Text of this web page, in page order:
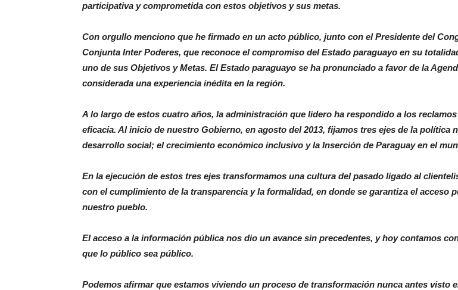
participativa y comprometida con estos objetivos y sus metas.
Con orgullo menciono que he firmado en un acto público, junto con el Presidente del
Conjunta Inter Poderes, que reconoce el compromiso del Estado paraguayo en su
uno de sus Objetivos y Metas. El Estado paraguayo se ha pronunciado a favor de la
considerada una experiencia inédita en la región.
A lo largo de estos cuatro años, la administración que lidero ha respondido a los
eficacia. Al inicio de nuestro Gobierno, en agosto del 2013, fijamos tres ejes de la
desarrollo social; el crecimiento económico inclusivo y la Inserción de Paraguay en el
En la ejecución de estos tres ejes transformamos una cultura del pasado ligado al
con el cumplimiento de la transparencia y la formalidad, en donde se garantiza el
nuestro pueblo.
El acceso a la información pública nos dio un avance sin precedentes, y hoy contamos
que lo público sea público.
Podemos afirmar que estamos viviendo un proceso de transformación nunca antes visto